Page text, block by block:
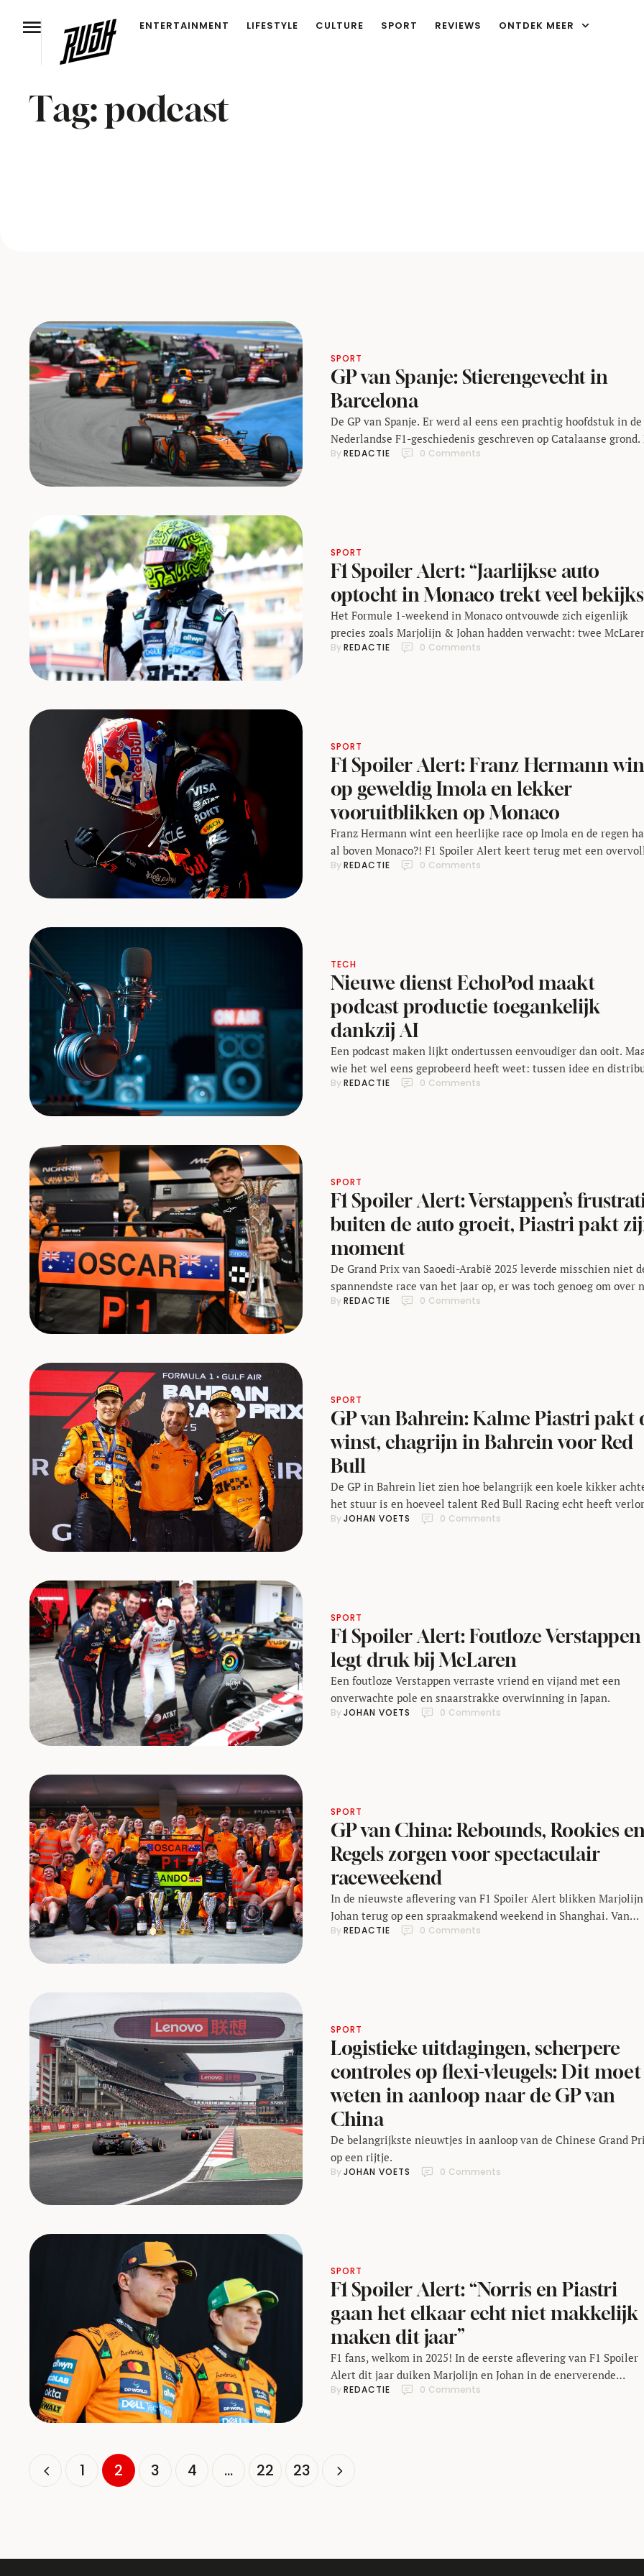
ENTERTAINMENT LIFESTYLE CULTURE SPORT REVIEWS ONTDEK MEER
Tag:podcast
SPORT
GP van Spanje: Stierengevecht in
Barcelona
De GP van Spanje. Er werd al eens een prachtig hoofdstuk in de
Nederlandse F1-geschiedenis geschreven op Catalaanse grond.
nieuwste toevoeging zal echter voor hele andere redenen de
By REDACTIE 0 Comments
SPORT
F1 Spoiler Alert: “Jaarlijkse auto
optocht in Monaco trekt veel
Het Formule 1-weekend in Monaco ontvouwde zich eigenlijk
precies zoals Marjolijn & Johan hadden verwacht: twee
en een Monagask vochten om pole position en Lando Norris wist
By REDACTIE 0 Comments
SPORT
F1 Spoiler Alert: Franz Hermann
op geweldig Imola en lekker
vooruitblikken op Monaco
Franz Hermann wint een heerlijke race op Imola en de regen
al boven Monaco?! F1 Spoiler Alert keert terug met een
aflevering over technical directives, échte Formule 1 circuits, de
By REDACTIE 0 Comments
TECH
Nieuwe dienst EchoPod maakt
podcast productie toegankelijk
dankzij AI
Een podcast maken lijkt ondertussen eenvoudiger dan ooit.
wie het wel eens geprobeerd heeft weet: tussen idee en
zit een wereld van planning, techniek en tijd. Daar probeert het
By REDACTIE 0 Comments
SPORT
F1 Spoiler Alert: Verstappen’s
buiten de auto groeit, Piastri pakt
moment
De Grand Prix van Saoedi-Arabië 2025 leverde misschien niet
spannendste race van het jaar op, er was toch genoeg om over
te praten. In een nieuwe aflevering van F1 Spoiler Alert
By REDACTIE 0 Comments
SPORT
GP van Bahrein: Kalme Piastri pakt
winst, chagrijn in Bahrein voor Red
Bull
De GP in Bahrein liet zien hoe belangrijk een koele kikker
het stuur is en hoeveel talent Red Bull Racing echt heeft
afgelopen jaren.
By JOHAN VOETS 0 Comments
SPORT
F1 Spoiler Alert: Foutloze Verstappen
legt druk bij McLaren
Een foutloze Verstappen verraste vriend en vijand met een
onverwachte pole en snaarstrakke overwinning in Japan.
By JOHAN VOETS 0 Comments
SPORT
GP van China: Rebounds, Rookies en
Regels zorgen voor spectaculair
raceweekend
In de nieuwste aflevering van F1 Spoiler Alert blikken
Johan terug op een spraakmakend weekend in Shanghai. Van
Piastri’s eerste zege tot Ferrari’s klassieke uitglijder: je hoort
By REDACTIE 0 Comments
SPORT
Logistieke uitdagingen, scherpere
controles op flexi-vleugels: Dit
weten in aanloop naar de GP van
China
De belangrijkste nieuwtjes in aanloop van de Chinese Grand
op een rijtje.
By JOHAN VOETS 0 Comments
SPORT
F1 Spoiler Alert: “Norris en Piastri
gaan het elkaar echt niet makkelijk
maken dit jaar”
F1 fans, welkom in 2025! In de eerste aflevering van F1 Spoiler
Alert dit jaar duiken Marjolijn en Johan in de enerverende
seizoensopener van 2025: de Grand Prix van Australië.
By REDACTIE 0 Comments
1 2 3 4 … 22 23